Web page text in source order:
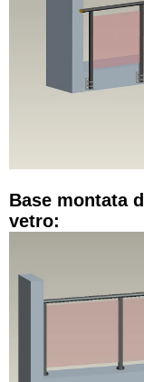
Base montata
vetro: